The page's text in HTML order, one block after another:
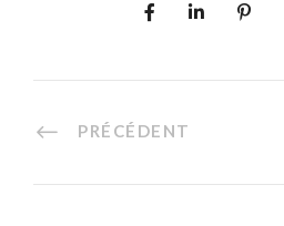
PRÉCÉDENT